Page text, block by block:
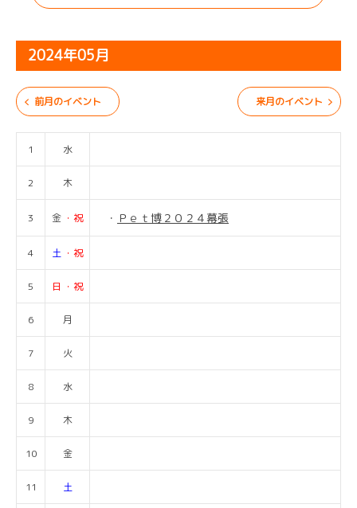
2024年05月
前月のイベント 来月のイベント
1 水
2 木
3 金 ・祝 Ｐｅｔ博２０２４幕張
4 土 ・祝
5 日 ・祝
6 月
7 火
8 水
9 木
10 金
11 土